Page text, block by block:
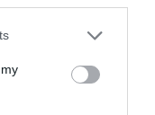
or more Google
You may click to
third-party tags to
in below Google
τα